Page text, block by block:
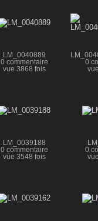
LM_0040889
0 commentaire
vue 3868 fois
0
LM_0039188
0 commentaire
vue 3548 fois
0